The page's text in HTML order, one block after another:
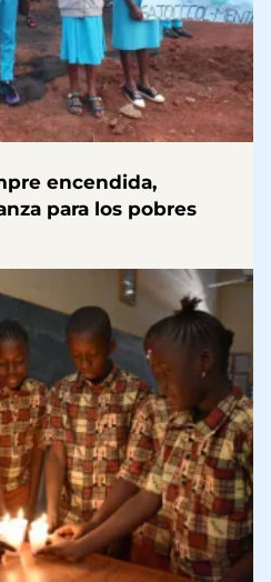
encendida,
para los pobres